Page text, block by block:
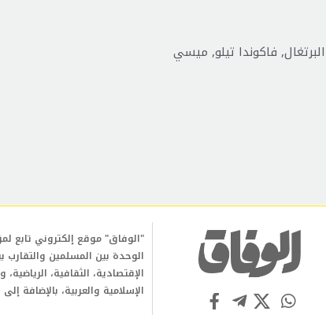
البرتغال, فاكوندا تيلو, ميسي
"الوفاق" موقع إلكتروني تابع
الوحدة بين المسلمين
الإقتصادية، الثقافية،
الإسلامية والعربية، بالإضافة